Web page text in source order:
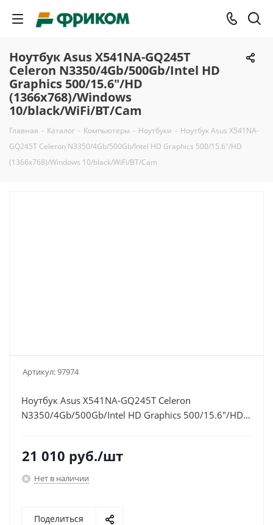
Ноутбук Asus X541NA-GQ245T
Celeron N3350/4Gb/500Gb/Intel HD
Graphics 500/15.6"/HD
(1366x768)/Windows
10/black/WiFi/BT/Cam
Главная - Каталог - Компьютеры - Ноутбуки - Ноутбук Asus X541NA-
GQ245T Celeron N3350/4Gb/500Gb/Intel HD Graphics 500/15.6"/HD
(1366x768)/Windows 10/black/WiFi/BT/Cam
Артикул:97974
Ноутбук Asus X541NA-GQ245T Celeron
N3350/4Gb/500Gb/Intel HD Graphics 500/15.6"/HD
21 010 руб./шт
Нет в наличии
Поделиться